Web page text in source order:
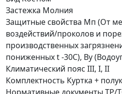
Застежка Молния
Защитные свойства Мп (От
воздействий/проколов и
производственных
пониженных t -30С), Ву
Климатический пояс III, I, II
Комплектность Куртка +